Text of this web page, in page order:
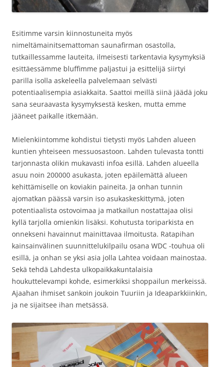
Esitimme varsin kiinnostuneita myös
nimeltämainitsemattoman saunafirman osastolla,
tutkaillessamme lauteita, ilmeisesti tarkentavia kysymyksiä
esittäessämme bluffimme paljastui ja esittelijä siirtyi
parilla isolla askeleella palvelemaan selvästi
potentiaalisempia asiakkaita. Saattoi meillä siinä jäädä joku
sana seuraavasta kysymyksestä kesken, mutta emme
jääneet paikalle itkemään.
Mielenkiintomme kohdistui tietysti myös Lahden alueen
kuntien yhteiseen messuosastoon. Lahden tulevasta tontti
tarjonnasta olikin mukavasti infoa esillä. Lahden alueella
asuu noin 200000 asukasta, joten epäilemättä alueen
kehittämiselle on koviakin paineita. Ja onhan tunnin
ajomatkan päässä varsin iso asukaskeskittymä, joten
potentiaalista ostovoimaa ja matkailun nostattajaa olisi
kyllä tarjolla omienkin lisäksi. Kohutusta toriparkista en
onnekseni havainnut mainittavaa ilmoitusta. Ratapihan
kainsainvälinen suunnittelukilpailu osana WDC -touhua oli
esillä, ja onhan se yksi asia jolla Lahtea voidaan mainostaa.
Sekä tehdä Lahdesta ulkopaikkakuntalaisia
houkuttelevampi kohde, esimerkiksi shoppailun merkeissä.
Ajaahan ihmiset sankoin joukoin Tuuriin ja Ideaparkkiinkin,
ja ne sijaitsee ihan metsässä.